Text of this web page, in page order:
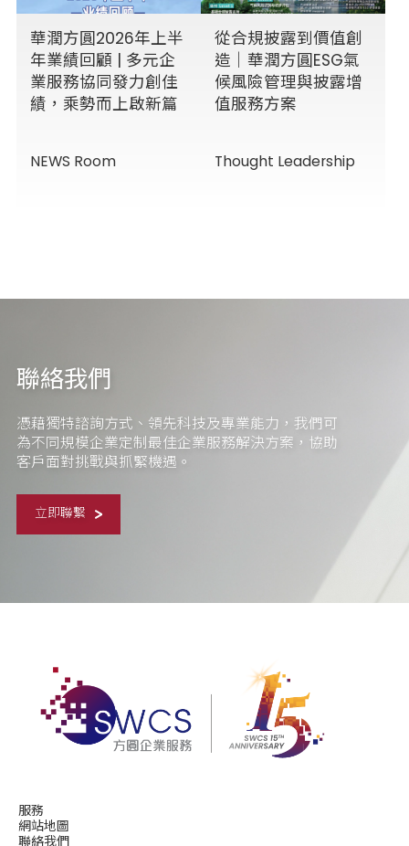
華潤方圓2026年上半
年業績回顧 | 多元企
業服務協同發力創佳
績，乘勢而上啟新篇
NEWS Room
從合規披露到價值創
造｜華潤方圓ESG氣
候風險管理與披露增
值服務方案
Thought Leadership
聯絡我們
憑藉獨特諮詢方式、領先科技及專業能力，我們可
為不同規模企業定制最佳企業服務解決方案，協助
客戶面對挑戰與抓緊機遇。
立即聯繫
服務
網站地圖
聯絡我們